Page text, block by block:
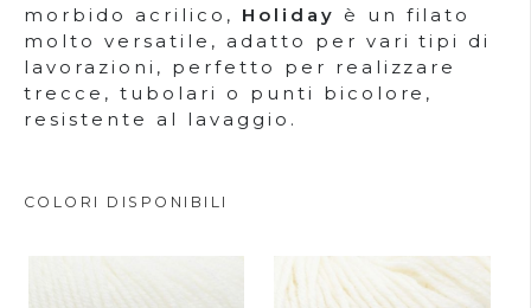
morbido acrilico, Holiday
è un filato
molto versatile, adatto per vari tipi di
lavorazioni, perfetto per realizzare
trecce, tubolari o punti bicolore,
resistente al lavaggio.
COLORI DISPONIBILI